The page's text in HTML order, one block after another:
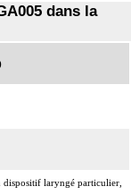
dans la
laryngé particulier,